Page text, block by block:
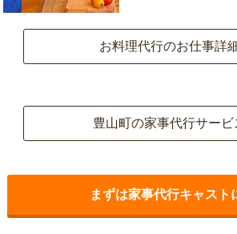
お料理代行のお仕事詳
豊山町の家事代行サービ
まずは家事代行キャスト